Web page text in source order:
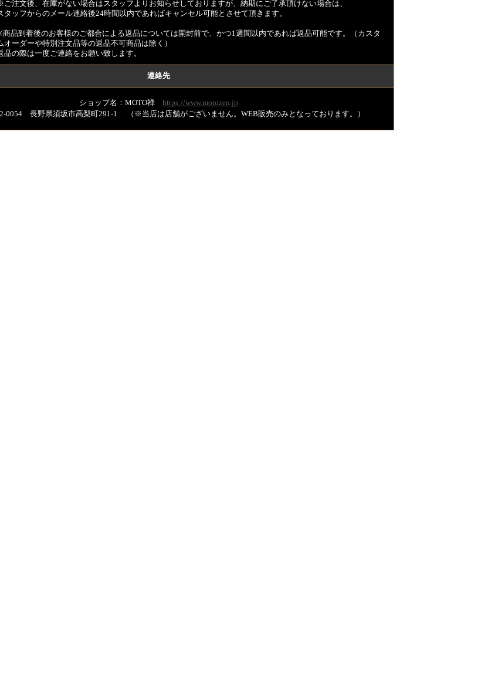
ご注文後、在庫がない場合はスタッフよりお知らせしておりますが、納期にご了承頂けない場合は、
タッフからのメール連絡後24時間以内であればキャンセル可能とさせて頂きます。
品到着後のお客様のご都合による返品については開封前で、かつ1週間以内であれば返品可能です。（カスタ
オーダーや特別注文品等の返品不可商品は除く）
品の際は一度ご連絡をお願い致します。
連絡先
ショップ名：MOTO禅 https://www.motozen.jp
0054 長野県須坂市高梨町291-1 （※当店は店舗がございません。WEB販売のみとなっております。）